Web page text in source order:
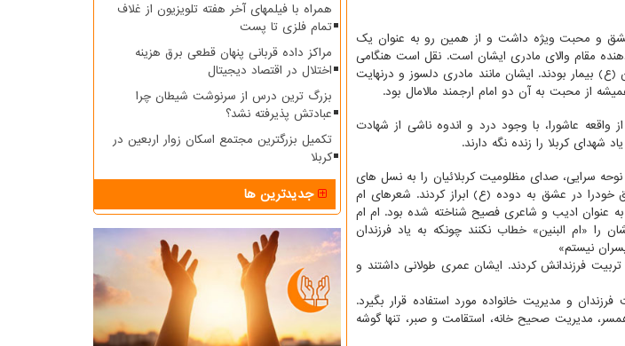
عشق و محبت ویژه داشت و از همین رو به عنوان یک
مقام والای مادری ایشان است. نقل است هنگامی
بیمار بودند. ایشان مانند مادری دلسوز و درنهایت
از محبت به آن دو امام ارجمند مالامال بود.
عاشورا، با وجود درد و اندوه ناشی از شهادت
شهدای کربلا را زنده نگه دارند.
نوحه سرایی، صدای مظلومیت کربلائیان را به نسل های
خودرا در عشق به دوده (ع) ابراز کردند. شعرهای ام
عنوان ادیب و شاعری فصیح شناخته شده بود. ام ام
را «ام البنین» خطاب نکنند چونکه به یاد فرزندان
نیستم»
فرزندانش کردند. ایشان عمری طولانی داشتند و
و مدیریت خانواده مورد استفاده قرار بگیرد.
مدیریت صحیح خانه، استقامت و صبر، تنها گوشه
همراه با فیلمهای آخر هفته تلویزیون از غلاف
تمام فلزی تا پست
مراکز داده قربانی پنهان قطعی برق هزینه
اختلال در اقتصاد دیجیتال
بزرگ ترین درس از سرنوشت شیطان چرا
عبادتش پذیرفته نشد؟
تکمیل بزرگترین مجتمع اسکان زوار اربعین در
کربلا
جدیدترین ها